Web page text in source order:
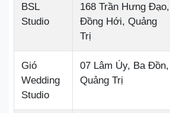
BSL
Studio
168 Trần Hưng Đạo,
Đồng Hới, Quảng
Trị
Gió
Wedding
Studio
07 Lâm Úy, Ba Đồn,
Quảng Trị